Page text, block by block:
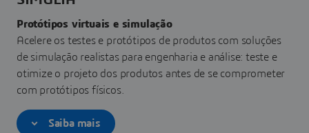
Protótipos virtuais e simulação
Acelere os testes e protótipos de produtos com soluções
de simulação realistas para engenharia e análise: teste e
otimize o projeto dos produtos antes de se comprometer
com protótipos físicos.
Saiba mais